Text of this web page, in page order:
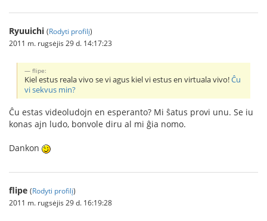
Ryuuichi (Rodyti profilį)
2011 m. rugsėjis 29 d. 14:17:23
flipe:
Kiel estus reala vivo se vi agus kiel vi estus en virtuala vivo!Ĉu
vi sekvus min?
Ĉu estas videoludojn en esperanto? Mi ŝatus provi unu. Se iu
konas ajn ludo, bonvole diru al mi ĝia nomo.
Dankon
flipe (Rodyti profilį)
2011 m. rugsėjis 29 d. 16:19:28